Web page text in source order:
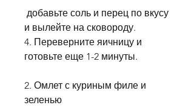
и вылейте на сковороду.
4. Переверните яичницу и
готовьте еще 1-2 минуты.
2. Омлет с куриным филе и
зеленью